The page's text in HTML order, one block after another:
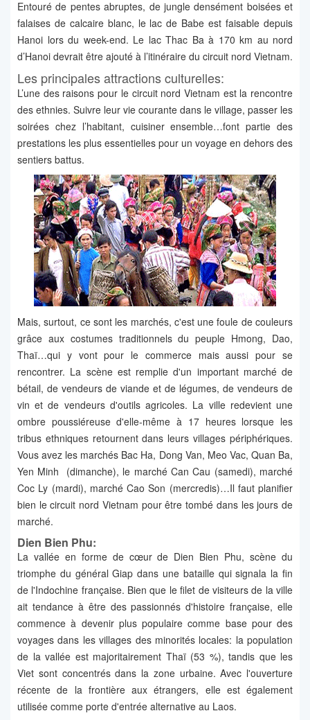
Entouré de pentes abruptes, de jungle densément boisées et
falaises de calcaire blanc, le lac de Babe est faisable depuis
Hanoi lors du week-end. Le lac Thac Ba à 170 km au nord
d’Hanoi devrait être ajouté à l’itinéraire du circuit nord Vietnam.
Les principales attractions culturelles:
L’une des raisons pour le circuit nord Vietnam est la rencontre
des ethnies. Suivre leur vie courante dans le village, passer les
soirées chez l’habitant, cuisiner ensemble…font partie des
prestations les plus essentielles pour un voyage en dehors des
sentiers battus.
Mais, surtout, ce sont les marchés, c'est une foule de couleurs
grâce aux costumes traditionnels du peuple Hmong, Dao,
Thaï…qui y vont pour le commerce mais aussi pour se
rencontrer. La scène est remplie d'un important marché de
bétail, de vendeurs de viande et de légumes, de vendeurs de
vin et de vendeurs d'outils agricoles. La ville redevient une
ombre poussiéreuse d'elle-même à 17 heures lorsque les
tribus ethniques retournent dans leurs villages périphériques.
Vous avez les marchés Bac Ha, Dong Van, Meo Vac, Quan Ba,
Yen Minh (dimanche), le marché Can Cau (samedi), marché
Coc Ly (mardi), marché Cao Son (mercredis)…Il faut planifier
bien le circuit nord Vietnam pour être tombé dans les jours de
marché.
Dien Bien Phu:
La vallée en forme de cœur de Dien Bien Phu, scène du
triomphe du général Giap dans une bataille qui signala la fin
de l'Indochine française. Bien que le filet de visiteurs de la ville
ait tendance à être des passionnés d'histoire française, elle
commence à devenir plus populaire comme base pour des
voyages dans les villages des minorités locales: la population
de la vallée est majoritairement Thaï (53 %), tandis que les
Viet sont concentrés dans la zone urbaine. Avec l'ouverture
récente de la frontière aux étrangers, elle est également
utilisée comme porte d'entrée alternative au Laos.